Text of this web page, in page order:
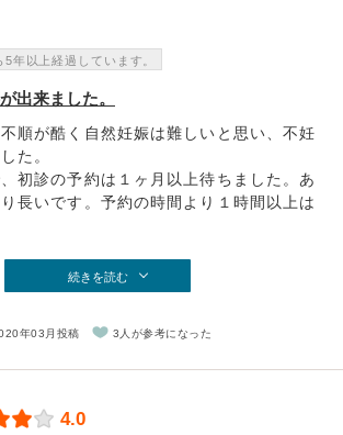
年以上経過しています。
出来ました。
順が酷く自然妊娠は難しいと思い、不妊
た。
初診の予約は１ヶ月以上待ちました。あ
長いです。予約の時間より１時間以上は
続きを読む
年03月投稿 3人が参考になった
4.0